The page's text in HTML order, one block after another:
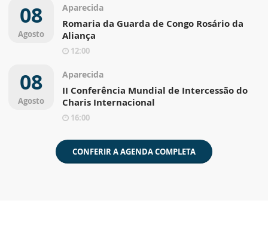
08
Agosto
Aparecida
Romaria da Guarda de Congo Rosário da
Aliança
12:00
08
Agosto
Aparecida
II Conferência Mundial de Intercessão do
Charis Internacional
16:00
CONFERIR A AGENDA COMPLETA